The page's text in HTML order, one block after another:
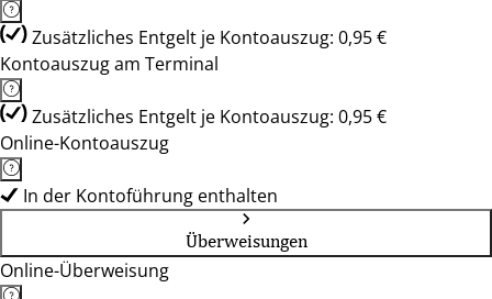
Zusätzliches Entgelt je Kontoauszug: 0,95 €
Kontoauszug am Terminal
Zusätzliches Entgelt je Kontoauszug: 0,95 €
Online-Kontoauszug
In der Kontoführung enthalten
Überweisungen
Online-Überweisung